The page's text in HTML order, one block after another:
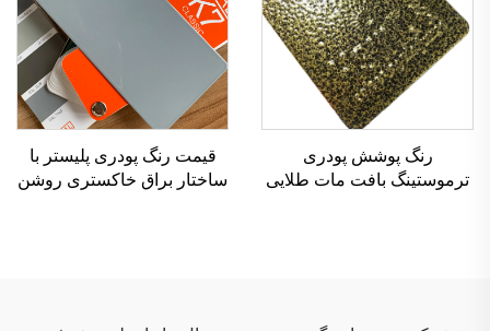
رنگ پوشش پودری
ترموستینگ بافت مات طلایی
قیمت رنگ پودری پلیستر با
ساختار براق خاکستری روشن